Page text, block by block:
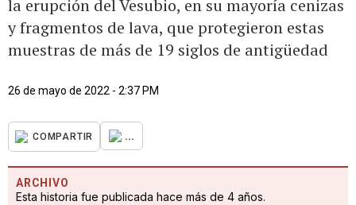
la erupción del Vesubio, en su mayoría cenizas
y fragmentos de lava, que protegieron estas
muestras de más de 19 siglos de antigüedad
26 de mayo de 2022 - 2:37 PM
COMPARTIR ...
ARCHIVO
Esta historia fue publicada hace más de 4 años.